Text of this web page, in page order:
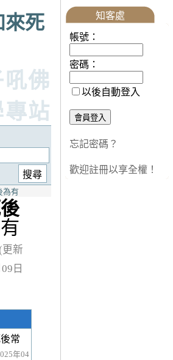
來死
佛
專站
為有
更新
日
常
年04
知客處
帳號：
密碼：
以後自動登入
忘記密碼？
歡迎註冊以享全權！